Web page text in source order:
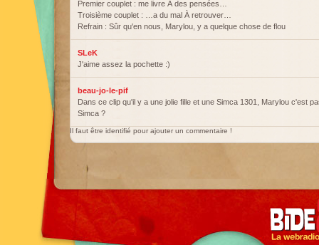
Premier couplet : me livre À des pensées…
Troisième couplet : …a du mal À retrouver…
Refrain : Sûr qu'en nous, Marylou, y a quelque chose de flou
SLeK
J'aime assez la pochette :)
beau-jo-le-pif
Dans ce clip qu'il y a une jolie fille et une Simca 1301, Marylou c'est
Simca ?
Il faut être identifié pour ajouter un commentaire !